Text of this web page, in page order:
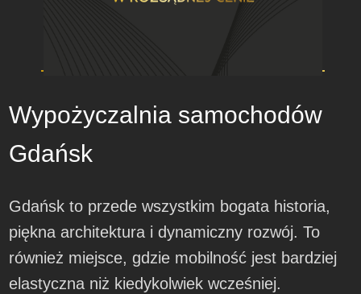
Wypożyczalnia samochodów
Gdańsk
Gdańsk to przede wszystkim bogata historia,
piękna architektura i dynamiczny rozwój. To
również miejsce, gdzie mobilność jest bardziej
elastyczna niż kiedykolwiek wcześniej.